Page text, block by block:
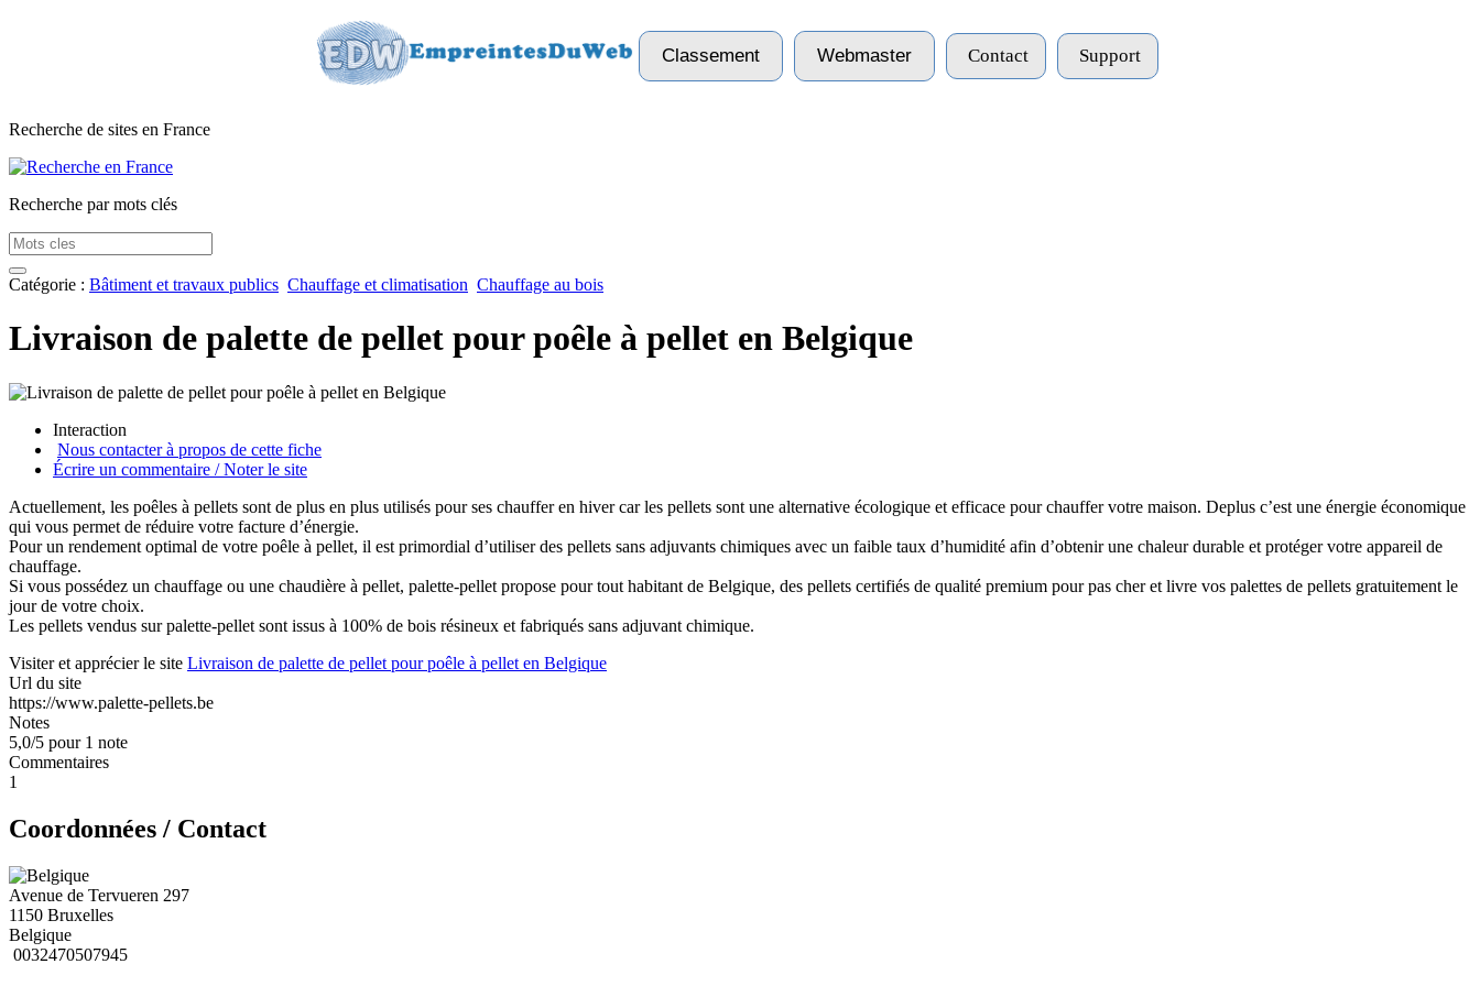
Classement Webmaster Contact Support
Recherche de sites en France
Recherche par mots clés
Catégorie : Bâtiment et travaux publics Chauffage et climatisation Chauffage au bois
Livraison de palette de pellet pour poêle à pellet en Belgique
Interaction
Nous contacter à propos de cette fiche
Écrire un commentaire / Noter le site
Actuellement, les poêles à pellets sont de plus en plus utilisés pour ses chauffer en hiver car les pellets sont une alternative écologique et efficace pour chauffer votre maison. Deplus c’est une énergie économique
qui vous permet de réduire votre facture d’énergie.
Pour un rendement optimal de votre poêle à pellet, il est primordial d’utiliser des pellets sans adjuvants chimiques avec un faible taux d’humidité afin d’obtenir une chaleur durable et protéger votre appareil de
chauffage.
Si vous possédez un chauffage ou une chaudière à pellet, palette-pellet propose pour tout habitant de Belgique, des pellets certifiés de qualité premium pour pas cher et livre vos palettes de pellets gratuitement le
jour de votre choix.
Les pellets vendus sur palette-pellet sont issus à 100% de bois résineux et fabriqués sans adjuvant chimique.
Visiter et apprécier le site Livraison de palette de pellet pour poêle à pellet en Belgique
Url du site
https://www.palette-pellets.be
Notes
5,0/5 pour 1 note
Commentaires
1
Coordonnées / Contact
Avenue de Tervueren 297
1150 Bruxelles
Belgique
0032470507945